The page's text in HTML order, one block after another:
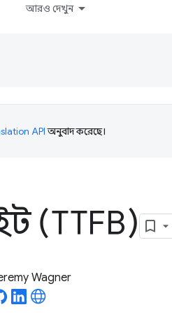
আরও দেখুন
APIঅনুবাদ করেছে।
(TTFB)
Wagner